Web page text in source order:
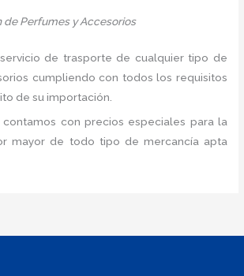
Perfumes y Accesorios
de trasporte de cualquier tipo de
cumpliendo con todos los requisitos
de su importación.
con precios especiales para la
mayor de todo tipo de mercancía apta